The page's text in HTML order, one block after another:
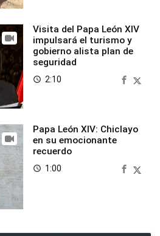
Visita del Papa León XIV
impulsará el turismo y
gobierno alista plan de
seguridad
access_time 2:10
Papa León XIV: Chiclayo
en su emocionante
recuerdo
access_time 1:00